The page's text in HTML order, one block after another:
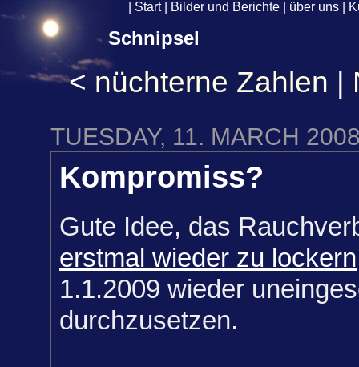
Start| Bilder und Berichte über uns
Schnipsel
< nüchterne Zahlen |
TUESDAY, 11. MARCH
Kompromiss?
Gute Idee, das
erstmal wieder zu lockern
1.1.2009 wieder
durchzusetzen.